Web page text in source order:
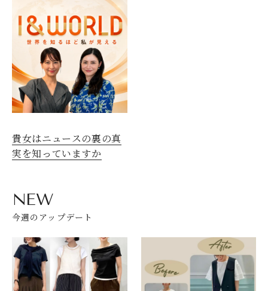
貴女はニュースの裏の真
実を知っていますか
NEW
今週のアップデート